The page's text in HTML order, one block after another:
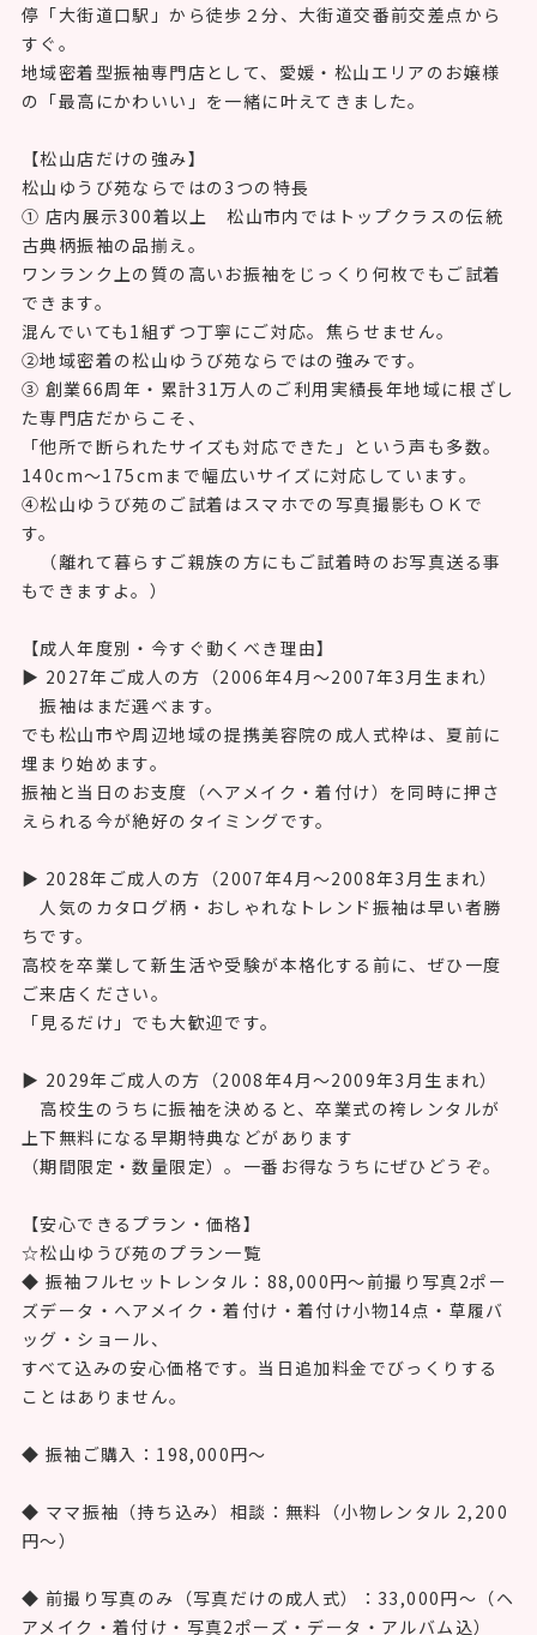
松山市を中心に東予・中予・南予でご成人を迎えるお嬢
様・お母さまへ
振袖選びって、何から始めればいいかわからない…そう思
「どんな色が似合うか自信がない」
「予算内でどこまでできるか不安」
「美容院の予約まで全部相談できる?」大丈夫です！
松山ゆうび苑は、そのすべてにお答えします。伊予鉄バス
停「大街道口駅」から徒歩２分、大街道交番前交差点から
すぐ。
地域密着型振袖専門店として、愛媛・松山エリアのお嬢様
の「最高にかわいい」を一緒に叶えてきました。
【松山店だけの強み】
松山ゆうび苑ならではの3つの特長
① 店内展示300着以上 松山市内ではトップクラスの伝統
古典柄振袖の品揃え。
ワンランク上の質の高いお振袖をじっくり何枚でもご試着
混んでいても1組ずつ丁寧にご対応。焦らせません。
②地域密着の松山ゆうび苑ならではの強みです。
③ 創業66周年・累計31万人のご利用実績長年地域に根ざし
た専門店だからこそ、
「他所で断られたサイズも対応できた」という声も多数。
140cm〜175cmまで幅広いサイズに対応しています。
④松山ゆうび苑のご試着はスマホでの写真撮影もＯＫで
（離れて暮らすご親族の方にもご試着時のお写真送る事
もできますよ。）
【成人年度別・今すぐ動くべき理由】
▶ 2027年ご成人の方（2006年4月〜2007年3月生まれ）
振袖はまだ選べます。
埋まり始めます。
振袖と当日のお支度（ヘアメイク・着付け）を同時に押さ
えられる今が絶好のタイミングです。
人気のカタログ柄・おしゃれなトレンド振袖は早い者勝
ちです。
高校を卒業して新生活や受験が本格化する前に、ぜひ一度
ご来店ください。
「見るだけ」でも大歓迎です。
▶ 2029年ご成人の方（2008年4月〜2009年3月生まれ）
上下無料になる早期特典などがあります
【安心できるプラン・価格】
◆ 振袖フルセットレンタル：88,000円〜前撮り写真2ポー
ズデータ・ヘアメイク・着付け・着付け小物14点・草履バ